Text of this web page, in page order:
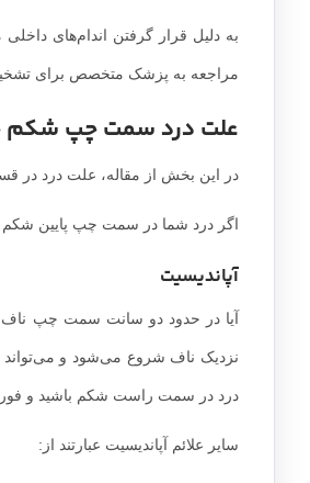
به دلیل قرار گرفتن اندام‌های
مراجعه به پزشک متخصص برای
علت درد سمت چپ
در این بخش از مقاله، علت درد
اگر درد شما در سمت چپ پایین شکم
آپاندیسیت
آیا در حدود دو سانت سمت چپ ناف
نزدیک ناف شروع می‌شود و می‌تواند
درد در سمت راست شکم باشید و فوراً
سایر علائم آپاندیسیت عبارتند از: